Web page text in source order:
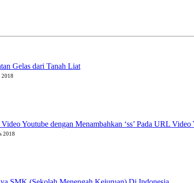
Gelas dari Tanah Liat
2018
Youtube dengan Menambahkan ‘ss’ Pada URL Video
2018